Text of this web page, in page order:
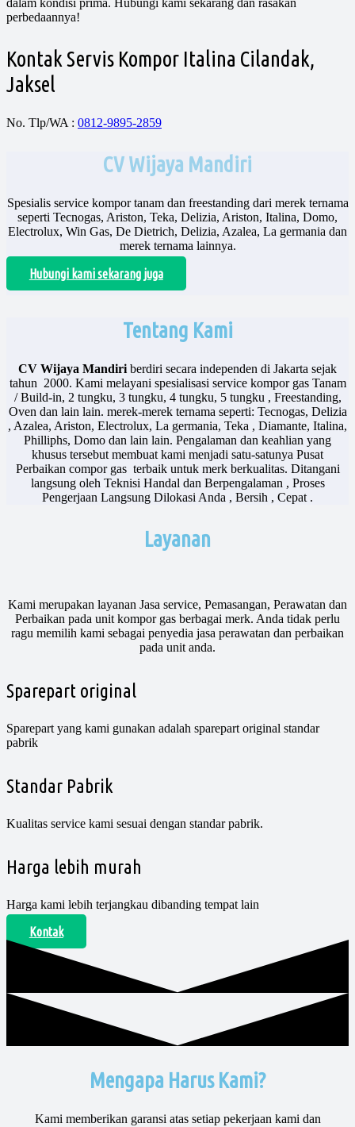
dalam kondisi prima. Hubungi kami sekarang dan rasakan
perbedaannya!
Kontak Servis Kompor Italina Cilandak,
Jaksel
No. Tlp/WA : 0812-9895-2859
CV Wijaya Mandiri
Spesialis service kompor tanam dan freestanding dari merek ternama
seperti Tecnogas, Ariston, Teka, Delizia, Ariston, Italina, Domo,
Electrolux, Win Gas, De Dietrich, Delizia, Azalea, La germania dan
merek ternama lainnya.
Hubungi kami sekarang juga
Tentang Kami
CV Wijaya Mandiri berdiri secara independen di Jakarta sejak
tahun 2000. Kami melayani spesialisasi service kompor gas Tanam
/ Build-in, 2 tungku, 3 tungku, 4 tungku, 5 tungku , Freestanding,
Oven dan lain lain. merek-merek ternama seperti: Tecnogas, Delizia
, Azalea, Ariston, Electrolux, La germania, Teka , Diamante, Italina,
Philliphs, Domo dan lain lain. Pengalaman dan keahlian yang
khusus tersebut membuat kami menjadi satu-satunya Pusat
Perbaikan compor gas terbaik untuk merk berkualitas. Ditangani
langsung oleh Teknisi Handal dan Berpengalaman , Proses
Pengerjaan Langsung Dilokasi Anda , Bersih , Cepat .
Layanan
Kami merupakan layanan Jasa service, Pemasangan, Perawatan dan
Perbaikan pada unit kompor gas berbagai merk. Anda tidak perlu
ragu memilih kami sebagai penyedia jasa perawatan dan perbaikan
pada unit anda.
Sparepart original
Sparepart yang kami gunakan adalah sparepart original standar
pabrik​
Standar Pabrik
Kualitas service kami sesuai dengan standar pabrik.
Harga lebih murah
Harga kami lebih terjangkau dibanding tempat lain
Kontak
Mengapa Harus Kami?
Kami memberikan garansi atas setiap pekerjaan kami dan